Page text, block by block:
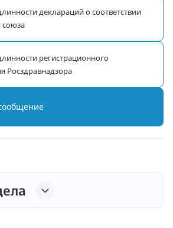
деклараций о соответствии
регистрационного
Росздравнадзора